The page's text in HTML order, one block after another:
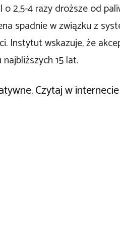
2,5-4 razy droższe od
spadnie w związku z
Instytut wskazuje, że
15 lat.
Czytaj w internecie